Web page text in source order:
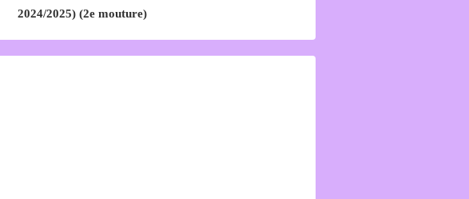
2024/2025) (2e mouture)